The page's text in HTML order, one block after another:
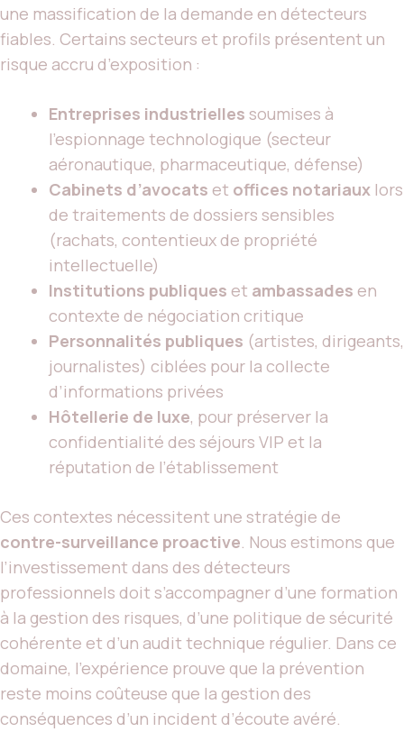
une massification de la demande en détecteurs
fiables. Certains secteurs et profils présentent un
risque accru d’exposition :
Entreprises industrielles soumises à
l’espionnage technologique (secteur
aéronautique, pharmaceutique, défense)
Cabinets d’avocats et offices notariaux lors
de traitements de dossiers sensibles
(rachats, contentieux de propriété
intellectuelle)
Institutions publiques et ambassades en
contexte de négociation critique
Personnalités publiques (artistes, dirigeants,
journalistes) ciblées pour la collecte
d’informations privées
Hôtellerie de luxe, pour préserver la
confidentialité des séjours VIP et la
réputation de l’établissement
Ces contextes nécessitent une stratégie de
contre-surveillance proactive . Nous estimons que
l’investissement dans des détecteurs
professionnels doit s’accompagner d’une formation
à la gestion des risques, d’une politique de sécurité
cohérente et d’un audit technique régulier. Dans ce
domaine, l’expérience prouve que la prévention
reste moins coûteuse que la gestion des
conséquences d’un incident d’écoute avéré.